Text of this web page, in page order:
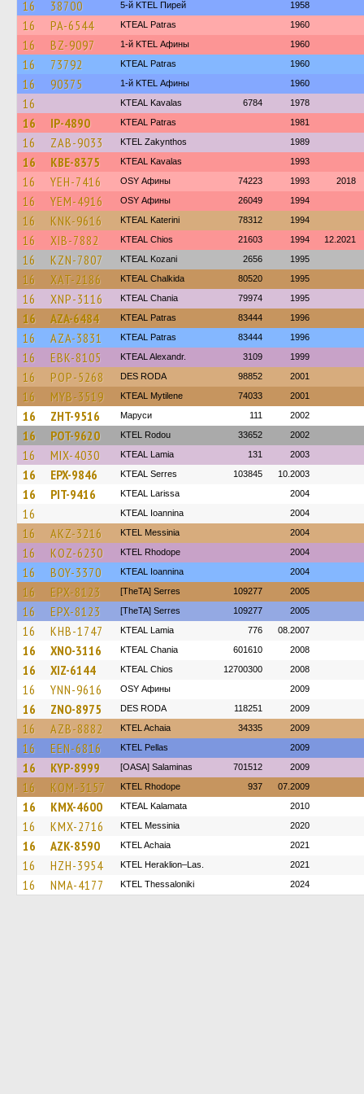
16 38700 5-й KTEL Пирей 1958
16 PA-6544 KTEAL Patras 1960
16 BZ-9097 1-й KTEL Афины 1960
16 73792 KTEAL Patras 1960
16 90375 1-й KTEL Афины 1960
16 KTEAL Kavalas 6784 1978
16 IP-4890 KTEAL Patras 1981
16 ZAB-9033 KTEL Zakynthos 1989
16 KBE-8375 KTEAL Kavalas 1993
16 YEH-7416 OSY Афины 74223 1993 2018
16 YEM-4916 OSY Афины 26049 1994
16 KNK-9616 KTEAL Katerini 78312 1994
16 XIB-7882 KTEAL Chios 21603 1994 12.2021
16 KZN-7807 KTEAL Kozani 2656 1995
16 XAT-2186 KTEAL Chalkida 80520 1995
16 XNP-3116 KTEAL Chania 79974 1995
16 AZA-6484 KTEAL Patras 83444 1996
16 AZA-3831 KTEAL Patras 83444 1996
16 EBK-8105 KTEAL Alexandr. 3109 1999
16 POP-5268 DES RODA 98852 2001
16 MYB-3519 KTEAL Mytilene 74033 2001
16 ZHT-9516 Маруси 111 2002
16 POT-9620 ΚΤΕL Rodou 33652 2002
16 MIX-4030 KTEAL Lamia 131 2003
16 EPX-9846 KTEAL Serres 103845 10.2003
16 PIT-9416 KTEAL Larissa 2004
16 KTEAL Ioannina 2004
16 AKZ-3216 KTEL Messinia 2004
16 KOZ-6230 KTEL Rhodope 2004
16 BOY-3370 KTEAL Ioannina 2004
16 EPX-8123 [TheTA] Serres 109277 2005
16 EPX-8123 [TheTA] Serres 109277 2005
16 KHB-1747 KTEAL Lamia 776 08.2007
16 XNO-3116 KTEAL Chania 601610 2008
16 XIZ-6144 KTEAL Chios 12700300 2008
16 YNN-9616 OSY Афины 2009
16 ZNO-8975 DES RODA 118251 2009
16 AZB-8882 KTEL Achaia 34335 2009
16 EEN-6816 KTEL Pellas 2009
16 KYP-8999 [OASA] Salaminas 701512 2009
16 KOM-3157 KTEL Rhodope 937 07.2009
16 KMX-4600 KTEAL Kalamata 2010
16 KMX-2716 KTEL Messinia 2020
16 AZK-8590 KTEL Achaia 2021
16 HZH-3954 KTEL Heraklion–Las. 2021
16 NMA-4177 KTEL Thessaloniki 2024